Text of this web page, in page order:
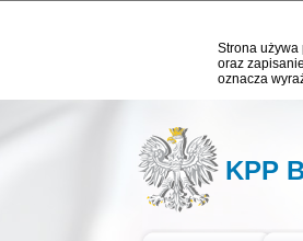
Strona używa
oraz
oznacza
KPP